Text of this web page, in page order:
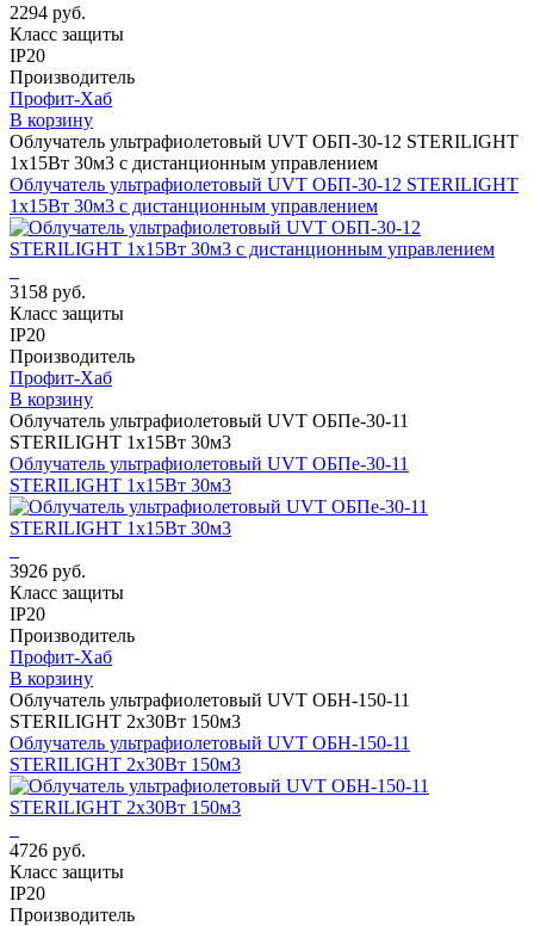
2294 руб.
Класс защиты
IP20
Производитель
Профит-Хаб
В корзину
Облучатель ультрафиолетовый UVT ОБП-30-12 STERILIGHT
1х15Вт 30м3 с дистанционным управлением
Облучатель ультрафиолетовый UVT ОБП-30-12 STERILIGHT
1х15Вт 30м3 с дистанционным управлением
3158 руб.
Класс защиты
IP20
Производитель
Профит-Хаб
В корзину
Облучатель ультрафиолетовый UVT ОБПе-30-11
STERILIGHT 1х15Вт 30м3
Облучатель ультрафиолетовый UVT ОБПе-30-11
STERILIGHT 1х15Вт 30м3
3926 руб.
Класс защиты
IP20
Производитель
Профит-Хаб
В корзину
Облучатель ультрафиолетовый UVT ОБН-150-11
STERILIGHT 2х30Вт 150м3
Облучатель ультрафиолетовый UVT ОБН-150-11
STERILIGHT 2х30Вт 150м3
4726 руб.
Класс защиты
IP20
Производитель